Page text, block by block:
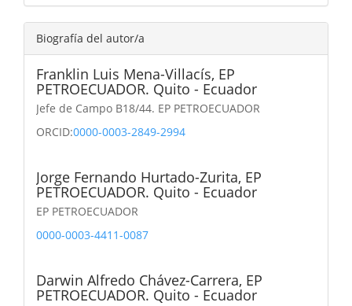
Biografía del autor/a
Franklin Luis Mena-Villacís, EP
PETROECUADOR. Quito - Ecuador
Jefe de Campo B18/44. EP PETROECUADOR
ORCID:0000-0003-2849-2994
Jorge Fernando Hurtado-Zurita, EP
PETROECUADOR. Quito - Ecuador
EP PETROECUADOR
0000-0003-4411-0087
Darwin Alfredo Chávez-Carrera, EP
PETROECUADOR. Quito - Ecuador